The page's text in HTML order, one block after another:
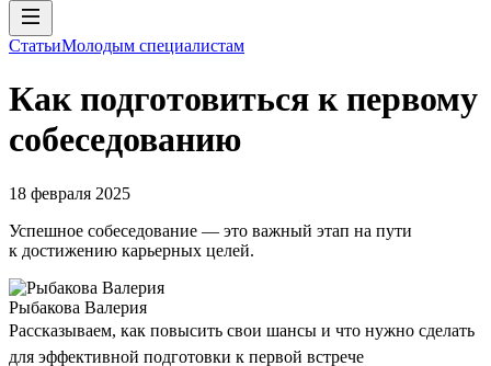
СтатьиМолодым специалистам
Как подготовиться к первому
собеседованию
18 февраля 2025
Успешное собеседование — это важный этап на пути
к достижению карьерных целей.
Рыбакова Валерия
Рассказываем, как повысить свои шансы и что нужно сделать
для эффективной подготовки к первой встрече